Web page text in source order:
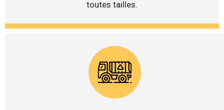
toutes tailles.